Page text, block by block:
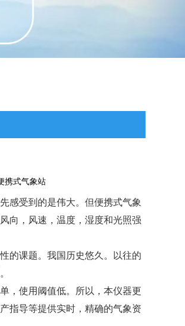
携式气象站
感受到的是伟大。但便携式气象
向，风速，温度，湿度和光照强
的课题。我国历史悠久。以往的
，使用阈值低。所以，本仪器更
指导等提供实时，精确的气象资